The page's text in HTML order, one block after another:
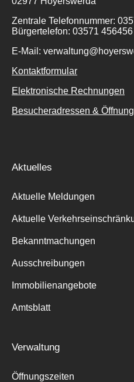
Suche
Zentrale Telefonnummer:
Bürgertelefon: 03571 456456
E-Mail:
Kontaktformular
Elektronische Rechnungen
Besucheradressen &
Aktuelles
Aktuelle Meldungen
Aktuelle
Bekanntmachungen
Ausschreibungen
Immobilienangebote
Amtsblatt
Verwaltung
Öffnungszeiten